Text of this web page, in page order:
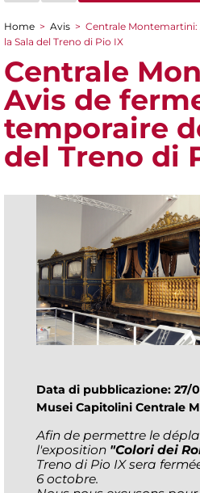
You are here
Home > Avis > Centrale
la Sala del Treno di Pio IX
Centrale
Avis de
temporaire
del Treno di
Data di pubblicazione: 27/
Musei Capitolini Centrale
Afin de permettre le
l'exposition "Colori dei
Treno di Pio IX sera
6 octobre.